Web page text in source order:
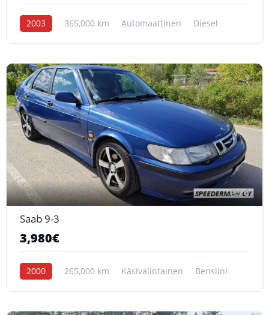
2003 365,000 km Automaattinen Diesel
6
Saab 9-3
3,980€
2000 265,000 km Käsivalintainen Bensiini